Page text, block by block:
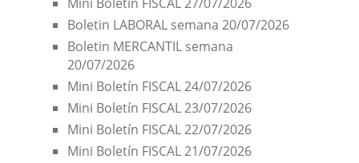
Boletin LABORAL semana 20/07/2026
Boletin MERCANTIL semana
20/07/2026
Mini Boletín FISCAL 24/07/2026
Mini Boletín FISCAL 23/07/2026
Mini Boletín FISCAL 22/07/2026
Mini Boletín FISCAL 21/07/2026